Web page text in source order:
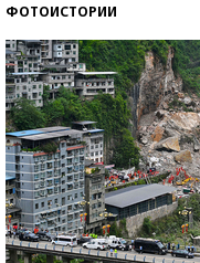
ФОТОИСТОРИИ